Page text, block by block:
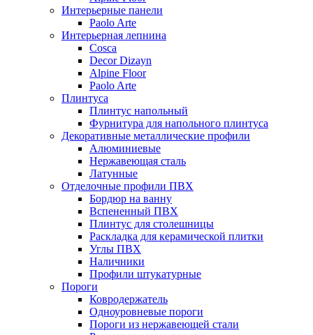
Интерьерные панели
Paolo Arte
Интерьерная лепнина
Cosca
Decor Dizayn
Alpine Floor
Paolo Arte
Плинтуса
Плинтус напольный
Фурнитура для напольного плинтуса
Декоративные металлические профили
Алюминиевые
Нержавеющая сталь
Латунные
Отделочные профили ПВХ
Бордюр на ванну
Вспененный ПВХ
Плинтус для столешницы
Раскладка для керамической плитки
Углы ПВХ
Наличники
Профили штукатурные
Пороги
Ковродержатель
Одноуровневые пороги
Пороги из нержавеющей стали